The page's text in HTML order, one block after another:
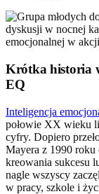
Krótka historia
EQ
Inteligencja
połowie XX wieku
cyfry. Dopiero
Mayera z 1990 roku
kreowania sukcesu
nagle wszyscy
w pracy, szkole i